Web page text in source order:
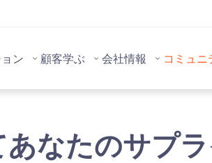
ン 顧客学ぶ 会社情報 コミュニ
あなたのサプ